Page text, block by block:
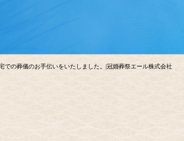
での葬儀のお手伝いをいたしました。|冠婚葬祭エール株式会社